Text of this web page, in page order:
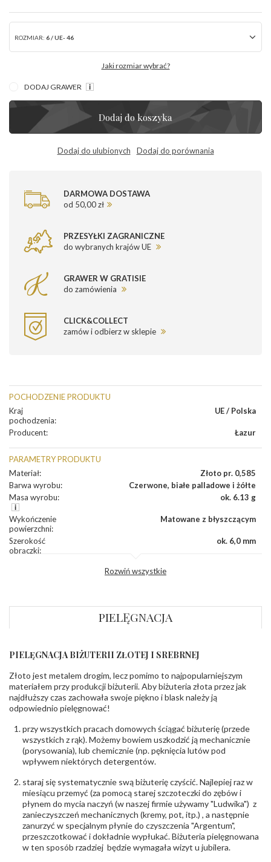
ROZMIAR: 6 / UE- 46
Jaki rozmiar wybrać?
DODAJ GRAWER
Dodaj do koszyka
Dodaj do ulubionych Dodaj do porównania
DARMOWA DOSTAWA
od 50,00 zł
PRZESYŁKI ZAGRANICZNE
do wybranych krajów UE
GRAWER W GRATISIE
do zamówienia
CLICK&COLLECT
zamów i odbierz w sklepie
POCHODZENIE PRODUKTU
Kraj
pochodzenia:
UE / Polska
Producent: Łazur
PARAMETRY PRODUKTU
Materiał:
Złoto pr. 0,585
Barwa wyrobu:
Czerwone, białe palladowe i żółte
Masa wyrobu: ok. 6.13 g
Wykończenie
powierzchni:
Matowane z błyszczącym
Szerokość
obrączki:
ok. 6,0 mm
KAMIENIE
Rodzaje
kamieni:
Cyrkonie obrączki
Liczba kamieni:
Cyrkonie obrączki - 3 szt.
Szlif kamieni:
(łącznie)
INNE PARAMETRY
odpowiedzialny:
6850004631; tel.13 44 56 100;
biuro@obraczki.pl,PZ Stelmach Sp. z o.o. ul.
Północna 22 45-805 Opole; NIP 7542889545;
Tel. +48 77 54 90 100; biuro@stelmach.pl
Bezpieczeństwo
ostrzeżenia:
Nie nadaje się dla dzieci w wieku poniżej 3 lat
Elementy w wyrobie wykonane z białego złota
zawierają nikiel
Rozwiń wszystkie
PIELĘGNACJA
PIELĘGNACJA BIŻUTERII ZŁOTEJ I SREBRNEJ
Złoto jest metalem drogim, lecz pomimo to najpopularniejszym
materiałem przy produkcji biżuterii. Aby biżuteria złota przez jak
najdłuższy czas zachowała swoje piękno i blask należy ją
odpowiednio pielęgnować!
przy wszystkich pracach domowych ściągać biżuterię (przede
wszystkich z rąk). Możemy bowiem uszkodzić ją mechanicznie
(porysowania), lub chemicznie (np. pęknięcia lutów pod
wpływem niektórych detergentów.
staraj się systematycznie swą biżuterię czyścić. Najlepiej raz w
miesiącu przemyć (za pomocą starej szczoteczki do zębów i
płynem do mycia naczyń (w naszej firmie używamy "Ludwika") z
zanieczyszczeń mechanicznych (kremy, pot, itp.) , a następnie
zanurzyć w specjalnym płynie do czyszczenia "Argentum",
przeszczotkować i dokładnie wypłukać. Biżuteria pielęgnowana
w ten sposób rzadziej będzie wymagała wizyt u jubilera.